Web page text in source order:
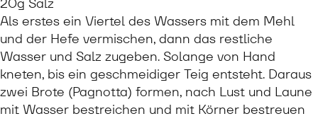
Als erstes ein Viertel des Wassers mit dem Mehl
und der Hefe vermischen, dann das restliche
Wasser und Salz zugeben. Solange von Hand
kneten, bis ein geschmeidiger Teig entsteht. Daraus
zwei Brote (Pagnotta) formen, nach Lust und Laune
mit Wasser bestreichen und mit Körner bestreuen